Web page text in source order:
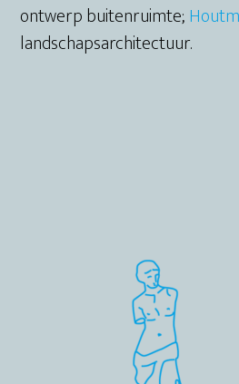
ontwerp buitenruimte;
landschapsarchitectuur.